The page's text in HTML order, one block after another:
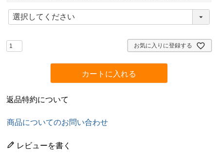
(
必
)
お気に入りに登録する
カートに入れる
返品特約について
商品についてのお問い合わせ
レビューを書く